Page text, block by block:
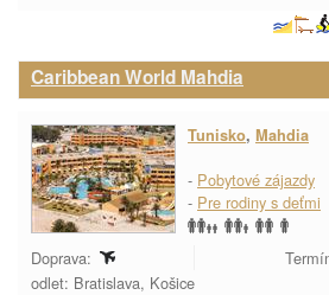
Caribbean World Mahdia
Tunisko, Mahdia
- Pobytové zájazdy
- Pre rodiny s deťmi
Doprava:
odlet: Bratislava, Košice